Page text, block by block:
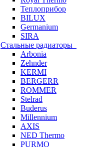
Теплоприбор
BILUX
Germanium
SIRA
Стальные радиаторы
Arbonia
Zehnder
KERMI
BERGERR
ROMMER
Stelrad
Buderus
Millennium
AXIS
NED Thermo
PURMO